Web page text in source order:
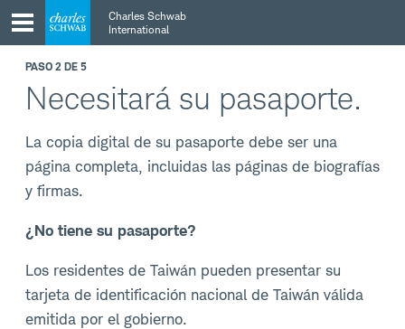
Skip
to
main
navigation
Skip
to
content
Charles Schwab
International
PASO 2 DE 5
Necesitará su pasaporte.
La copia digital de su pasaporte debe ser una
página completa, incluidas las páginas de biografías
y firmas.
¿No tiene su pasaporte?
Los residentes de Taiwán pueden presentar su
tarjeta de identificación nacional de Taiwán válida
emitida por el gobierno.